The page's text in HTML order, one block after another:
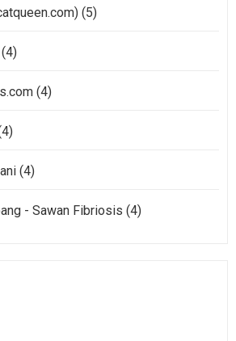
(5)
(4)
(4)
- Sawan Fibriosis (4)